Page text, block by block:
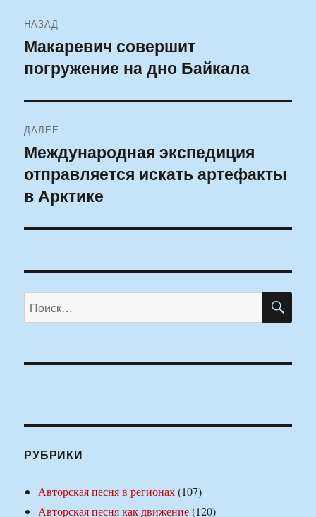
по
записям
НАЗАД
Предыдущая
запись:
Макаревич совершит
погружение на дно Байкала
ДАЛЕЕ
Следующая
запись:
Международная экспедиция
отправляется искать артефакты
в Арктике
Искать:
РУБРИКИ
Авторская песня в регионах(107)
Авторская песня как движение(120)